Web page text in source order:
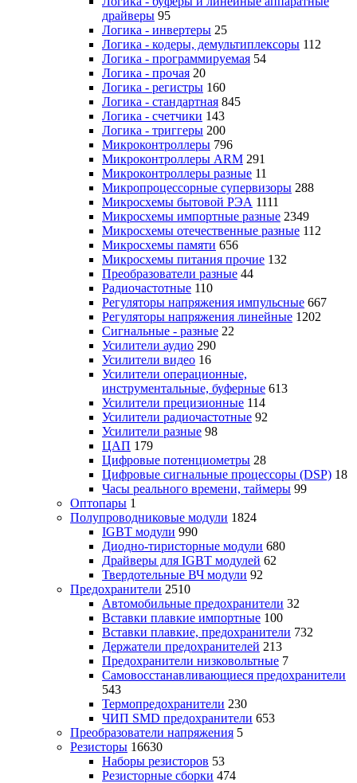
драйверы 95
Логика - инвертеры 25
Логика - кодеры, демультиплексоры 112
Логика - программируемая 54
Логика - прочая 20
Логика - регистры 160
Логика - стандартная 845
Логика - счетчики 143
Логика - триггеры 200
Микроконтроллеры 796
Микроконтроллеры ARM 291
Микроконтроллеры разные 11
Микропроцессорные супервизоры 288
Микросхемы бытовой РЭА 1111
Микросхемы импортные разные 2349
Микросхемы отечественные разные 112
Микросхемы памяти 656
Микросхемы питания прочие 132
Преобразователи разные 44
Радиочастотные 110
Регуляторы напряжения импульсные 667
Регуляторы напряжения линейные 1202
Сигнальные - разные 22
Усилители аудио 290
Усилители видео 16
Усилители операционные,
инструментальные, буферные 613
Усилители прецизионные 114
Усилители радиочастотные 92
Усилители разные 98
ЦАП 179
Цифровые потенциометры 28
Цифровые сигнальные процессоры (DSP) 18
Часы реального времени, таймеры 99
Оптопары 1
Полупроводниковые модули 1824
IGBT модули 990
Диодно-тиристорные модули 680
Драйверы для IGBT модулей 62
Твердотельные ВЧ модули 92
Предохранители 2510
Автомобильные предохранители 32
Вставки плавкие импортные 100
Вставки плавкие, предохранители 732
Держатели предохранителей 213
Предохранители низковольтные 7
Самовосстанавливающиеся предохранители
543
Термопредохранители 230
ЧИП SMD предохранители 653
Преобразователи напряжения 5
Резисторы 16630
Наборы резисторов 53
Резисторные сборки 474